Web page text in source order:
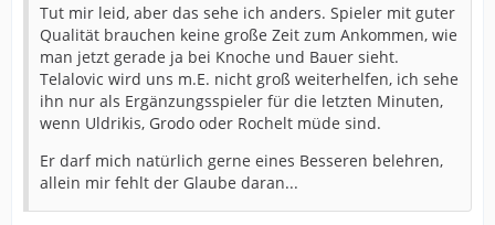
Tut mir leid, aber das sehe ich anders. Spieler mit guter
Qualität brauchen keine große Zeit zum Ankommen, wie
man jetzt gerade ja bei Knoche und Bauer sieht.
Telalovic wird uns m.E. nicht groß weiterhelfen, ich sehe
ihn nur als Ergänzungsspieler für die letzten Minuten,
wenn Uldrikis, Grodo oder Rochelt müde sind.
Er darf mich natürlich gerne eines Besseren belehren,
allein mir fehlt der Glaube daran...